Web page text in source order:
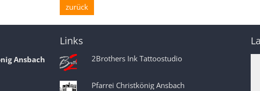
zurück
Ansbach
Links
2Brothers Ink Tattoostudio
Pfarrei Christkönig Ansbach